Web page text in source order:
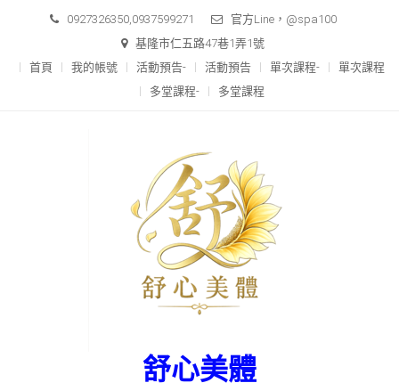
content
0927326350,0937599271
官方Line，@spa100
基隆市仁五路47巷1弄1號
首頁
我的帳號 活動預告- 活動預告 單次課程-
單次課程
多堂課程-
多堂課程
舒心美體